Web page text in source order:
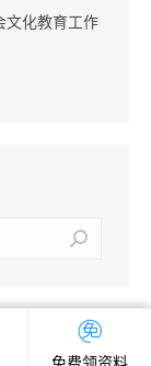
文化教育工作
免费领资料